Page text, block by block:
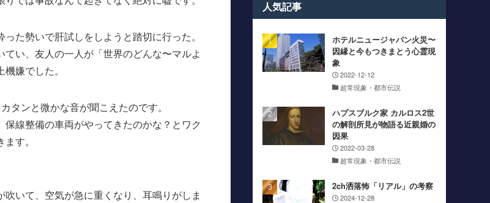
た勢いで肝試しをしようと踏切に行った。
い、友人の一人が「世界のどんな〜マルよ
嫌でした。
タンと微かな音が聞こえたのです。
線整備の車両がやってきたのかな？とワク
す。
いて、空気が急に重くなり、耳鳴りがしま
人気記事
ホテルニュージャパン火災〜
因縁と今もつきまとう心霊現
象
2022-12-12
超常現象・都市伝説
ハプスブルク家 カルロス2世
の解剖所見が物語る近親婚の
因果
2022-03-28
超常現象・都市伝説
2ch洒落怖「リアル」の考察
2024-12-28